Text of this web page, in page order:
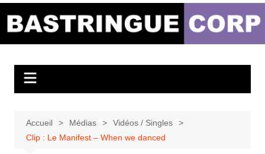
Bastringue Corp –
Musicales
Accueil Médias
Vidéos / Singles
Clip : Le Manifest – When we danced